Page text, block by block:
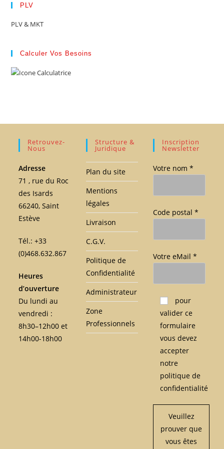
PLV
PLV & MKT
Calculer Vos Besoins
Retrouvez-
Nous
Adresse
71 , rue du Roc
des Isards
66240, Saint
Estève
Tél.: +33
(0)468.632.867
Heures
d’ouverture
Du lundi au
vendredi :
8h30–12h00 et
14h00-18h00
Structure &
Juridique
Plan du site
Mentions
légales
Livraison
C.G.V.
Politique de
Confidentialité
Administrateur
Zone
Professionnels
Inscription
Newsletter
Votre nom *
Code postal *
Votre eMail *
Veuillez laisser ce
pour
valider ce
formulaire
vous devez
accepter
notre
politique de
confidentialité
Veuillez
prouver que
vous êtes